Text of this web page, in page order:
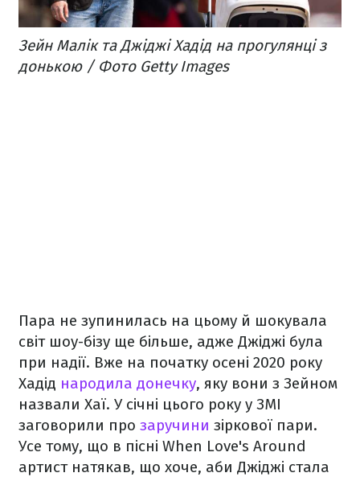
Зейн Малік та Джіджі Хадід на прогулянці з
донькою / Фото Getty Images
Пара не зупинилась на цьому й шокувала
світ шоу-бізу ще більше, адже Джіджі була
при надії. Вже на початку осені 2020 року
Хадід народила донечку, яку вони з Зейном
назвали Хаї. У січні цього року у ЗМІ
заговорили про заручини зіркової пари.
Усе тому, що в пісні When Love's Around
артист натякав, що хоче, аби Джіджі стала